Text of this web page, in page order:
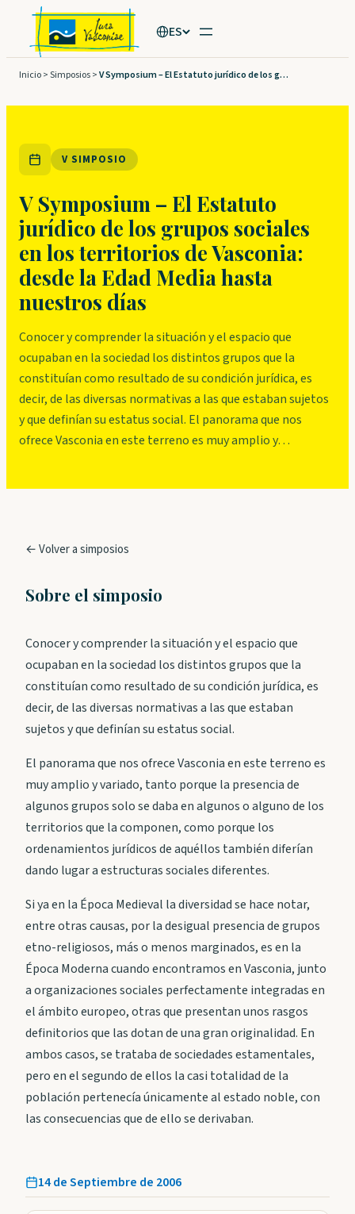
Saltar
contenido
ES
Inicio>Simposios> V Symposium – El Estatuto jurídico de los grupos sociales en los territorios de Vasconia: desde la Edad Media hasta nuestros días
V SIMPOSIO
V Symposium – El Estatuto
jurídico de los grupos sociales
en los territorios de Vasconia:
desde la Edad Media hasta
nuestros días
Conocer y comprender la situación y el espacio que
ocupaban en la sociedad los distintos grupos que la
constituían como resultado de su condición jurídica, es
decir, de las diversas normativas a las que estaban sujetos
y que definían su estatus social. El panorama que nos
ofrece Vasconia en este terreno es muy amplio y…
← Volver a simposios
Sobre el simposio
Conocer y comprender la situación y el espacio que
ocupaban en la sociedad los distintos grupos que la
constituían como resultado de su condición jurídica, es
decir, de las diversas normativas a las que estaban
sujetos y que definían su estatus social.
El panorama que nos ofrece Vasconia en este terreno es
muy amplio y variado, tanto porque la presencia de
algunos grupos solo se daba en algunos o alguno de los
territorios que la componen, como porque los
ordenamientos jurídicos de aquéllos también diferían
dando lugar a estructuras sociales diferentes.
Si ya en la Época Medieval la diversidad se hace notar,
entre otras causas, por la desigual presencia de grupos
etno-religiosos, más o menos marginados, es en la
Época Moderna cuando encontramos en Vasconia, junto
a organizaciones sociales perfectamente integradas en
el ámbito europeo, otras que presentan unos rasgos
definitorios que las dotan de una gran originalidad. En
ambos casos, se trataba de sociedades estamentales,
pero en el segundo de ellos la casi totalidad de la
población pertenecía únicamente al estado noble, con
las consecuencias que de ello se derivaban.
14 de Septiembre de 2006